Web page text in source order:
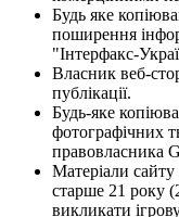
Будь яке
поширення
"Інтерфакс-
Власник веб-
публікації.
Будь-яке
фотографічних
правовласника
Матеріали сайту
старше 21 року
викликати